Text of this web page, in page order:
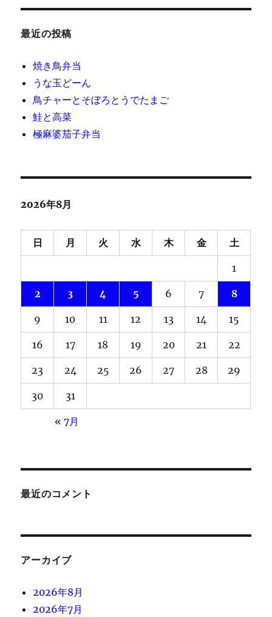
最近の投稿
焼き鳥弁当
うな玉どーん
鳥チャーとそぼろとうでたまご
鮭と高菜
極麻婆茄子弁当
2026年8月
日 月 火 水 木 金 土
1
2 3 4 5 6 7 8
9 10 11 12 13 14 15
16 17 18 19 20 21 22
23 24 25 26 27 28 29
30 31
« 7月
最近のコメント
アーカイブ
2026年8月
2026年7月